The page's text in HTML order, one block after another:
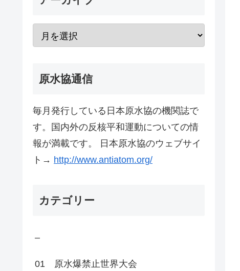
原水協通信
毎月発行している日本原水協の機関誌で
す。国内外の反核平和運動についての情
報が満載です。 日本原水協のウェブサイ
ト→ http://www.antiatom.org/
カテゴリー
–
01 原水爆禁止世界大会